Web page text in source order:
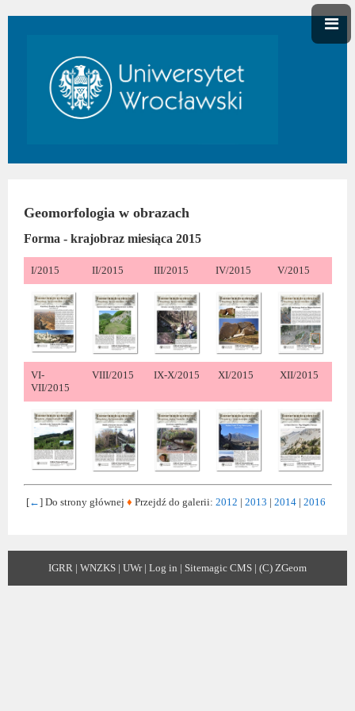
Geomorfologia w obrazach
Forma - krajobraz miesiąca 2015
I/2015 II/2015 III/2015 IV/2015 V/2015
VI-
VII/2015
VIII/2015 IX-X/2015 XI/2015 XII/2015
[←] Do strony głównej ♦ Przejdź do galerii: 2012 | 2013 | 2014| 2016
IGRR | WNZKS | UWr| Log in | Sitemagic CMS | (C) ZGeom